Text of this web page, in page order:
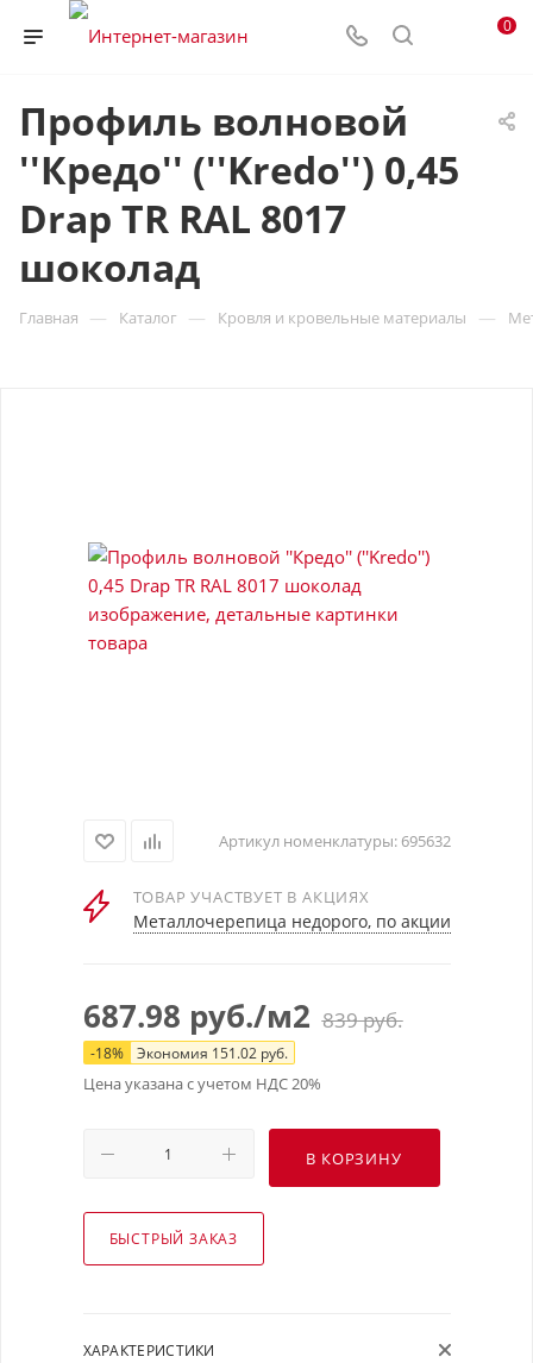
0
Профиль волновой
''Кредо'' (''Kredo'') 0,45
Drap TR RAL 8017
шоколад
Главная — Каталог — Кровля и кровельные материалы —
Артикул номенклатуры: 695632
ТОВАР УЧАСТВУЕТ В АКЦИЯХ
Металлочерепица недорого, по акции
687.98 руб./м2 839руб.
-18% Экономия 151.02руб.
Цена указана с учетом НДС 20%
В КОРЗИНУ
БЫСТРЫЙ ЗАКАЗ
ХАРАКТЕРИСТИКИ